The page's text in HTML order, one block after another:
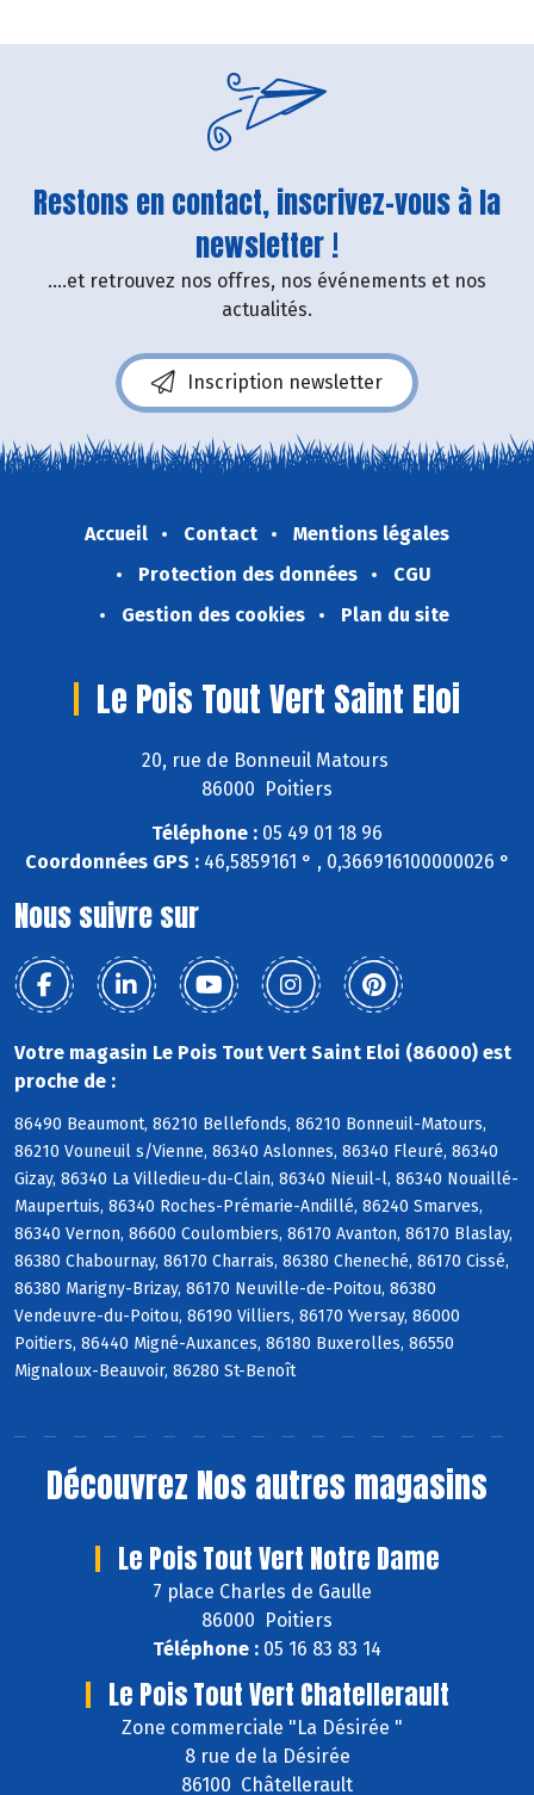
Restons en contact, inscrivez-vous à la
newsletter !
....et retrouvez nos offres, nos événements et nos
actualités.
Inscription newsletter
Accueil Contact
Mentions légales
Protection des données
CGU
Gestion des cookies
Plan du site
Le Pois Tout Vert Saint Eloi
20, rue de Bonneuil Matours
86000 Poitiers
Téléphone : 05 49 01 18 96
Coordonnées GPS :46,5859161 ° , 0,366916100000026 °
Nous suivre sur
Votre magasin Le Pois Tout Vert Saint Eloi (86000) est
proche de :
86490 Beaumont, 86210 Bellefonds, 86210 Bonneuil-Matours,
86210 Vouneuil s/Vienne, 86340 Aslonnes, 86340 Fleuré, 86340
Gizay, 86340 La Villedieu-du-Clain, 86340 Nieuil-l, 86340 Nouaillé-
Maupertuis, 86340 Roches-Prémarie-Andillé, 86240 Smarves,
86340 Vernon, 86600 Coulombiers, 86170 Avanton, 86170 Blaslay,
86380 Chabournay, 86170 Charrais, 86380 Cheneché, 86170 Cissé,
86380 Marigny-Brizay, 86170 Neuville-de-Poitou, 86380
Vendeuvre-du-Poitou, 86190 Villiers, 86170 Yversay, 86000
Poitiers, 86440 Migné-Auxances, 86180 Buxerolles, 86550
Mignaloux-Beauvoir, 86280 St-Benoît
Découvrez Nos autres magasins
Le Pois Tout Vert Notre Dame
7 place Charles de Gaulle
86000 Poitiers
Téléphone : 05 16 83 83 14
Le Pois Tout Vert Chatellerault
Zone commerciale "La Désirée "
8 rue de la Désirée
86100 Châtellerault